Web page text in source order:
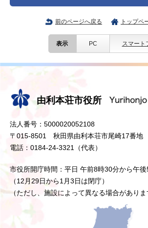
前のページへ戻る トップペ
表示 PC スマート
由利本荘市役所
法人番号：5000020052108
〒015-8501 秋田県由利本荘市尾崎17番地
電話：0184-24-3321（代表）
市役所開庁時間：平日 午前8時30分から午
（12月29日から1月3日は閉庁）
（ただし、施設によって異なる場合がありま